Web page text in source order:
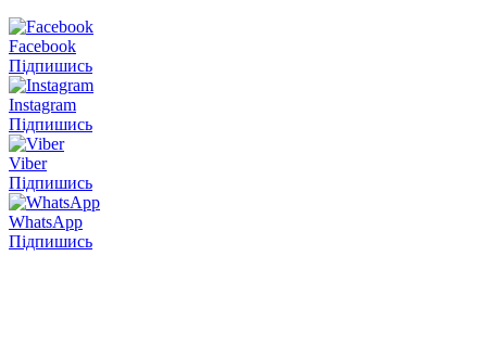
Facebook
Підпишись
Instagram
Підпишись
Viber
Підпишись
WhatsApp
Підпишись